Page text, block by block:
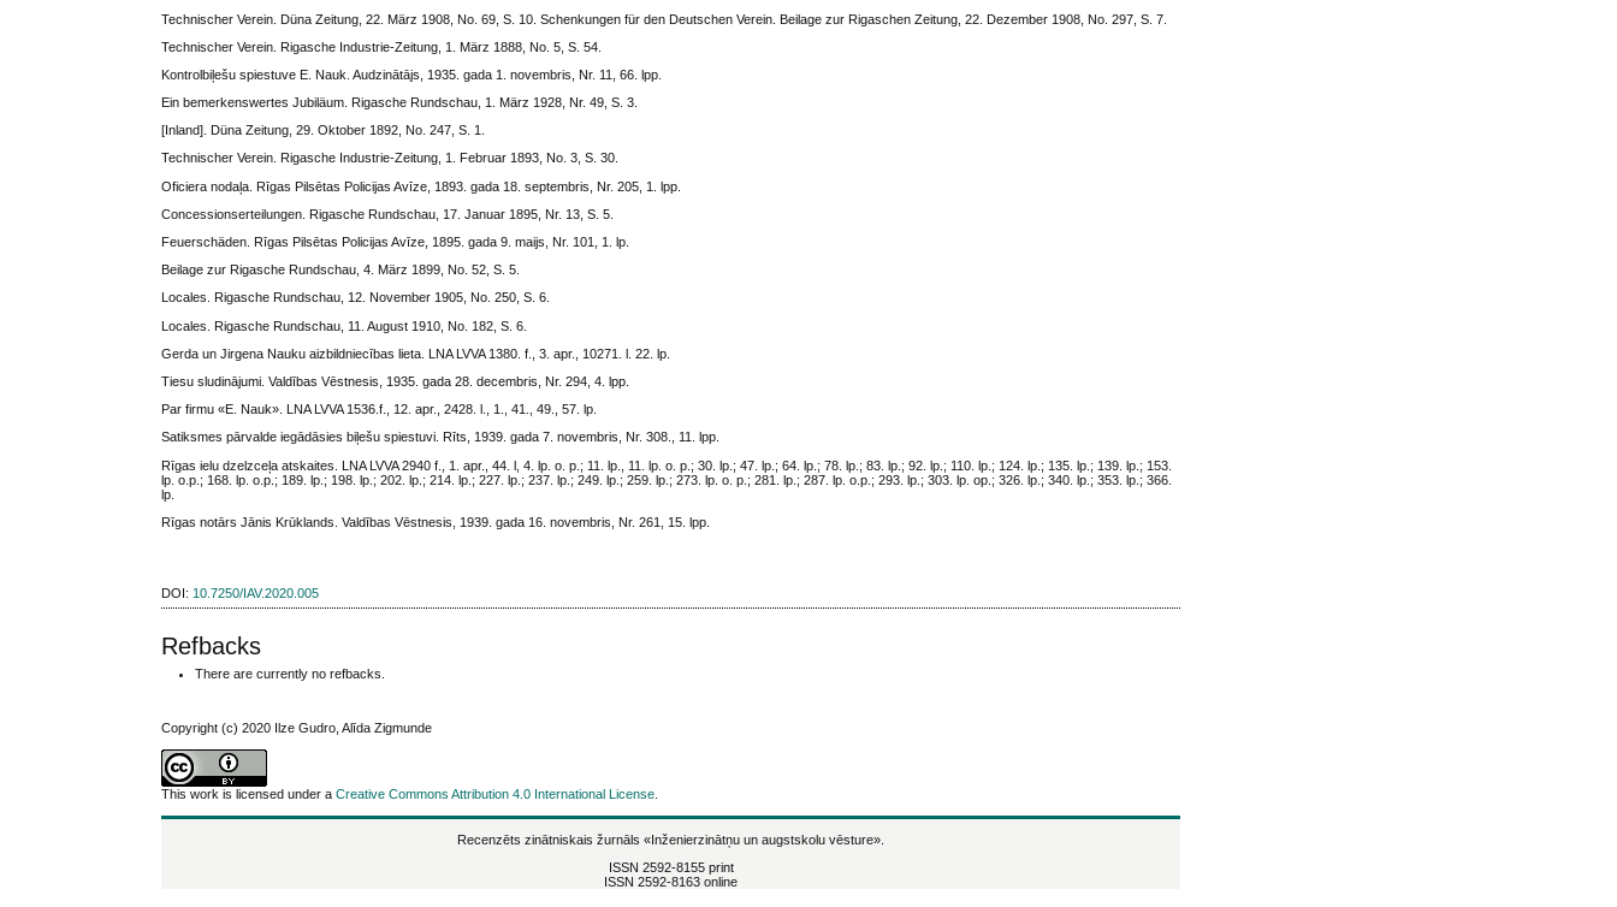
Technischer Verein. Düna Zeitung, 22. März 1908, No. 69, S. 10. Schenkungen für den Deutschen Verein. Beilage zur Rigaschen Zeitung, 22. Dezember 1908, No. 297, S. 7.
Technischer Verein. Rigasche Industrie-Zeitung, 1. März 1888, No. 5, S. 54.
Kontrolbiļešu spiestuve E. Nauk. Audzinātājs, 1935. gada 1. novembris, Nr. 11, 66. lpp.
Ein bemerkenswertes Jubiläum. Rigasche Rundschau, 1. März 1928, Nr. 49, S. 3.
[Inland]. Düna Zeitung, 29. Oktober 1892, No. 247, S. 1.
Technischer Verein. Rigasche Industrie-Zeitung, 1. Februar 1893, No. 3, S. 30.
Oficiera nodaļa. Rīgas Pilsētas Policijas Avīze, 1893. gada 18. septembris, Nr. 205, 1. lpp.
Concessionserteilungen. Rigasche Rundschau, 17. Januar 1895, Nr. 13, S. 5.
Feuerschäden. Rīgas Pilsētas Policijas Avīze, 1895. gada 9. maijs, Nr. 101, 1. lp.
Beilage zur Rigasche Rundschau, 4. März 1899, No. 52, S. 5.
Locales. Rigasche Rundschau, 12. November 1905, No. 250, S. 6.
Locales. Rigasche Rundschau, 11. August 1910, No. 182, S. 6.
Gerda un Jirgena Nauku aizbildniecības lieta. LNA LVVA 1380. f., 3. apr., 10271. l. 22. lp.
Tiesu sludinājumi. Valdības Vēstnesis, 1935. gada 28. decembris, Nr. 294, 4. lpp.
Par firmu «E. Nauk». LNA LVVA 1536.f., 12. apr., 2428. l., 1., 41., 49., 57. lp.
Satiksmes pārvalde iegādāsies biļešu spiestuvi. Rīts, 1939. gada 7. novembris, Nr. 308., 11. lpp.
Rīgas ielu dzelzceļa atskaites. LNA LVVA 2940 f., 1. apr., 44. l, 4. lp. o. p.; 11. lp., 11. lp. o. p.; 30. lp.; 47. lp.; 64. lp.; 78. lp.; 83. lp.; 92. lp.; 110. lp.; 124. lp.; 135. lp.; 139. lp.; 153.
lp. o.p.; 168. lp. o.p.; 189. lp.; 198. lp.; 202. lp.; 214. lp.; 227. lp.; 237. lp.; 249. lp.; 259. lp.; 273. lp. o. p.; 281. lp.; 287. lp. o.p.; 293. lp.; 303. lp. op.; 326. lp.; 340. lp.; 353. lp.; 366.
lp.
Rīgas notārs Jānis Krūklands. Valdības Vēstnesis, 1939. gada 16. novembris, Nr. 261, 15. lpp.
DOI: 10.7250/IAV.2020.005
Refbacks
There are currently no refbacks.
Copyright (c) 2020 Ilze Gudro, Alīda Zigmunde
This work is licensed under aCreative Commons Attribution 4.0 International License
Recenzēts zinātniskais žurnāls«Inženierzinātņu un augstskolu vēsture».
ISSN 2592-8155 print
ISSN 2592-8163 online